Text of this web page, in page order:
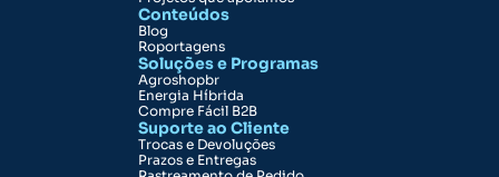
Conteúdos
Blog
Roportagens
Soluções e Programas
Agroshopbr
Energia Híbrida
Compre Fácil B2B
Suporte ao Cliente
Trocas e Devoluções
Prazos e Entregas